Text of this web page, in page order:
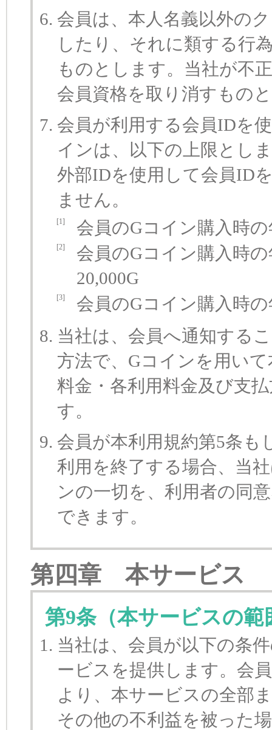
会員は、本人名義以外の
したり、それに類する行
ものとします。当社が不
会員資格を取り消すもの
会員が利用する会員IDを
インは、以下の上限とし
外部IDを使用して会員ID
ません。
[1] 会員のGコイン購入時
[2]
会員のGコイン購入時
20,000G
[3]
会員のGコイン購入時
当社は、会員へ通知する
方法で、Gコインを用い
料金・各利用料金及び支
す。
会員が本利用規約第5条も
利用を終了する場合、当
ンの一切を、利用者の同
できます。
第四章 本サービス
第9条（本サービスの
当社は、会員が以下の条
ービスを提供します。会
より、本サービスの全部
その他の不利益を被った